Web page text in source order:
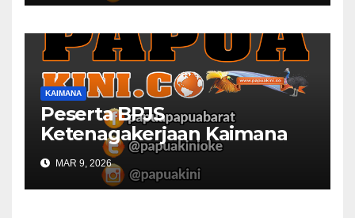
KAIMANA
Peserta BPJS
Ketenagakerjaan Kaimana
Berkurang 53 Persen di 2026
MAR 9, 2026